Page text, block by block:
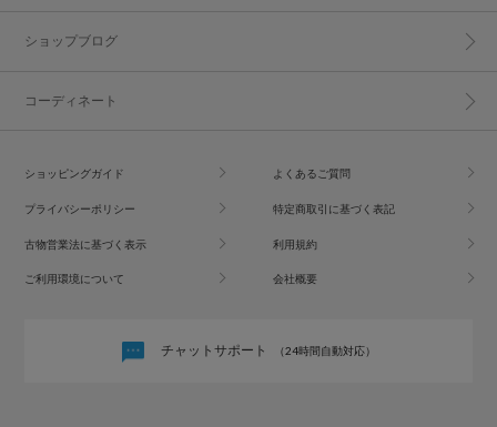
ショップブログ
コーディネート
ショッピングガイド よくあるご質問
プライバシーポリシー 特定商取引に基づく表記
古物営業法に基づく表示 利用規約
ご利用環境について 会社概要
チャットサポート （24時間自動対応）